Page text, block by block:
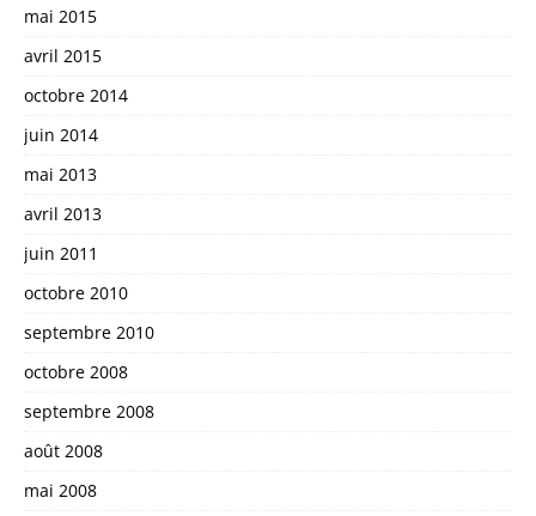
mai 2015
avril 2015
octobre 2014
juin 2014
mai 2013
avril 2013
juin 2011
octobre 2010
septembre 2010
octobre 2008
septembre 2008
août 2008
mai 2008